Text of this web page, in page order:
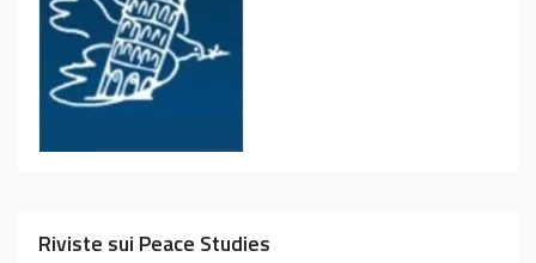
Riviste sui Peace Studies